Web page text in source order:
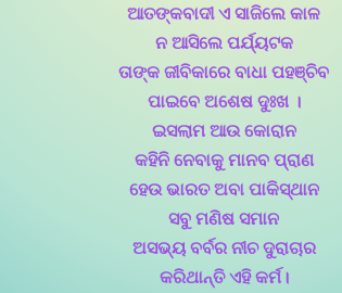
ଆତଙ୍କବାଦୀ ଏ ସାଜିଲେ କାଳ
ନ ଆସିଲେ ପର୍ଯ୍ୟଟକ
ତାଙ୍କ ଜୀବିକାରେ ବାଧା ପହଞ୍ଚିବ
ପାଇବେ ଅଶେଷ ଦୁଃଖ ।
ଇସଲାମ ଆଉ କୋରାନ
କହିନି ନେବାକୁ ମାନବ ପ୍ରାଣ
ହେଉ ଭାରତ ଅବା ପାକିସ୍ଥାନ
ସବୁ ମଣିଷ ସମାନ
ଅସଭ୍ୟ ବର୍ବର ନୀଚ ଦୁରାଚାର
କରିଥାନ୍ତି ଏହି କର୍ମ।